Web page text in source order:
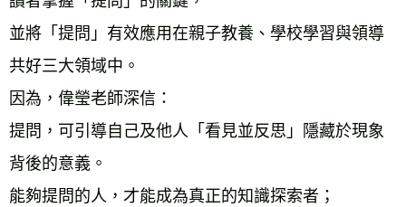
並將「提問」有效應用在親子教養、學校學習與領導
共好三大領域中。
因為，偉瑩老師深信：
提問，可引導自己及他人「看見並反思」隱藏於現象
背後的意義。
能夠提問的人，才能成為真正的知識探索者；